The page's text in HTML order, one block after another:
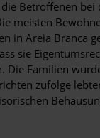
Betroffenen bei
meisten
in Areia Branca
sie
Die Familien
zufolge